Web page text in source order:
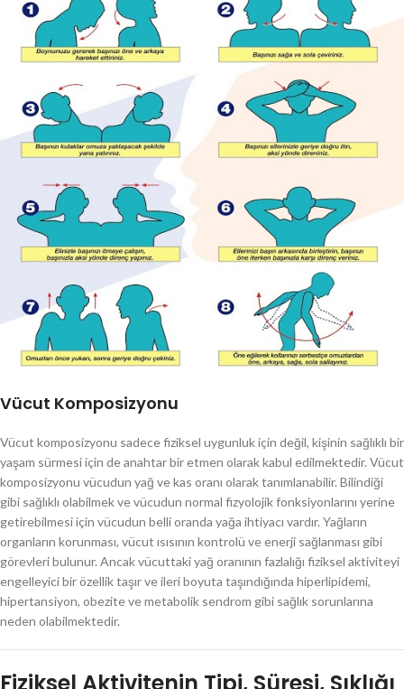
Vücut Komposizyonu
Vücut komposizyonu sadece fiziksel uygunluk için değil, kişinin sağlıklı bir
yaşam sürmesi için de anahtar bir etmen olarak kabul edilmektedir. Vücut
komposizyonu vücudun yağ ve kas oranı olarak tanımlanabilir. Bilindiği
gibi sağlıklı olabilmek ve vücudun normal fizyolojik fonksiyonlarını yerine
getirebilmesi için vücudun belli oranda yağa ihtiyacı vardır. Yağların
organların korunması, vücut ısısının kontrolü ve enerji sağlanması gibi
görevleri bulunur. Ancak vücuttaki yağ oranının fazlalığı fiziksel aktiviteyi
engelleyici bir özellik taşır ve ileri boyuta taşındığında hiperlipidemi,
hipertansiyon, obezite ve metabolik sendrom gibi sağlık sorunlarına
neden olabilmektedir.
Fiziksel Aktivitenin Tipi, Süresi, Sıklığı